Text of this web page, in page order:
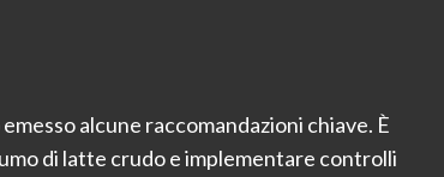
alcune raccomandazioni chiave. È
di latte crudo e implementare controlli